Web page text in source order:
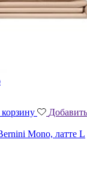
Mono, латте L